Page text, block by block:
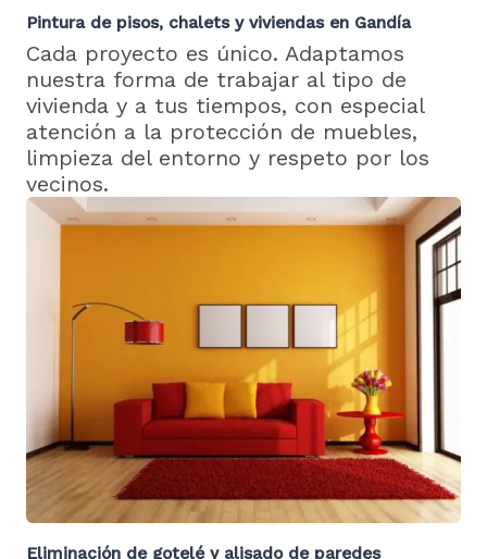
Pintura de pisos, chalets y viviendas en Gandía
Cada proyecto es único. Adaptamos
nuestra forma de trabajar al tipo de
vivienda y a tus tiempos, con especial
atención a la protección de muebles,
limpieza del entorno y respeto por los
vecinos.
Eliminación de gotelé y alisado de paredes